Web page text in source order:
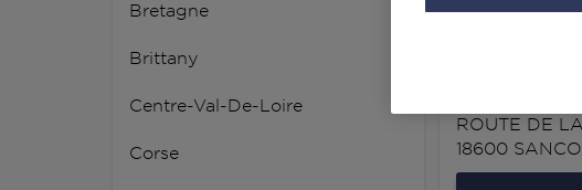
Bretagne
Brittany
Centre-Val-De-Loire
Corse
ROUTE DE
18600